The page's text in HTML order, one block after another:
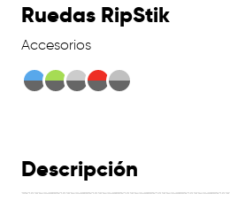
Ruedas RipStik
Accesorios
Descripción